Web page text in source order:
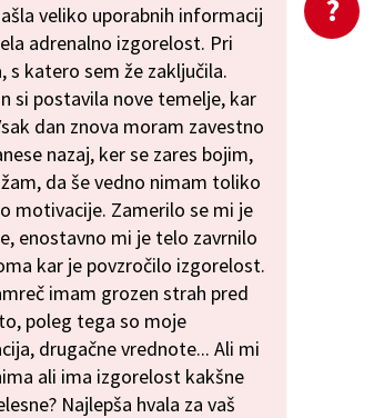
veliko uporabnih informacij
adrenalno izgorelost. Pri
s katero sem že zaključila.
si postavila nove temelje, kar
dan znova moram zavestno
nazaj, ker se zares bojim,
da še vedno nimam toliko
motivacije. Zamerilo se mi je
enostavno mi je telo zavrnilo
kar je povzročilo izgorelost.
imam grozen strah pred
poleg tega so moje
drugačne vrednote... Ali mi
ali ima izgorelost kakšne
Najlepša hvala za vaš